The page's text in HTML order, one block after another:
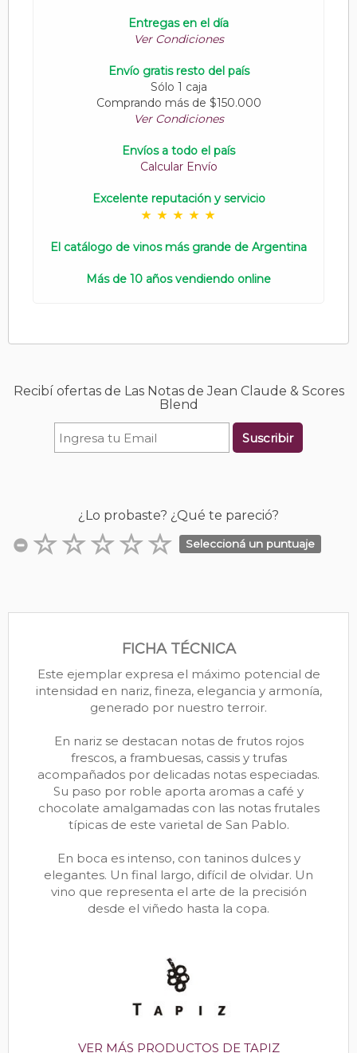
Entregas en el día
Ver Condiciones
Envío gratis resto del país
Sólo 1 caja
Comprando más de $150.000
Ver Condiciones
Envíos a todo el país
Calcular Envío
Excelente reputación y servicio
El catálogo de vinos más grande de Argentina
Más de 10 años vendiendo online
Recibí ofertas de Las Notas de Jean Claude & Scores
Blend
Suscribir
¿Lo probaste? ¿Qué te pareció?
Seleccioná un puntuaje
FICHA TÉCNICA
Este ejemplar expresa el máximo potencial de
intensidad en nariz, fineza, elegancia y armonía,
generado por nuestro terroir.
En nariz se destacan notas de frutos rojos
frescos, a frambuesas, cassis y trufas
acompañados por delicadas notas especiadas.
Su paso por roble aporta aromas a café y
chocolate amalgamadas con las notas frutales
típicas de este varietal de San Pablo.
En boca es intenso, con taninos dulces y
elegantes. Un final largo, difícil de olvidar. Un
vino que representa el arte de la precisión
desde el viñedo hasta la copa.
VER MÁS PRODUCTOS DE TAPIZ